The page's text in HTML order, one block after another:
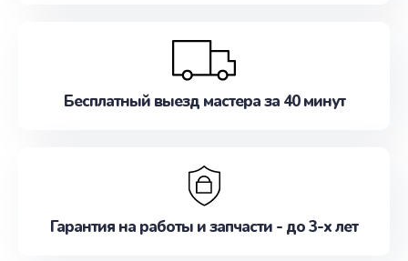
Бесплатный выезд мастера за 40 минут
Гарантия на работы и запчасти - до 3-х лет